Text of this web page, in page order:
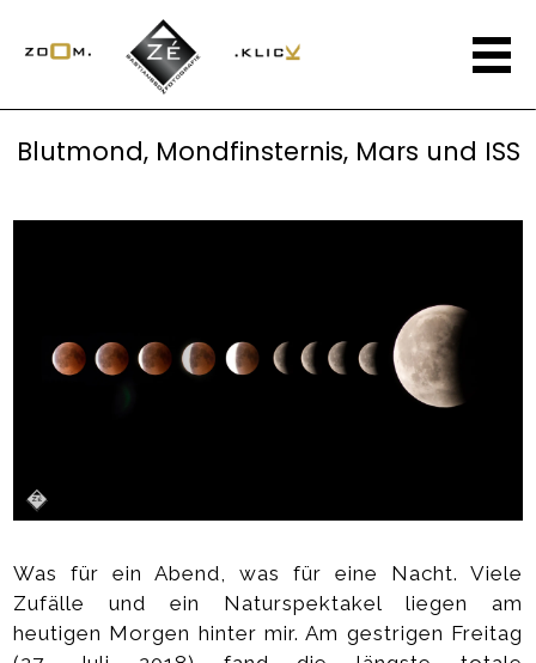
Blutmond, Mondfinsternis, Mars und ISS
Was für ein Abend, was für eine Nacht. Viele
Zufälle und ein Naturspektakel liegen am
heutigen Morgen hinter mir. Am gestrigen Freitag